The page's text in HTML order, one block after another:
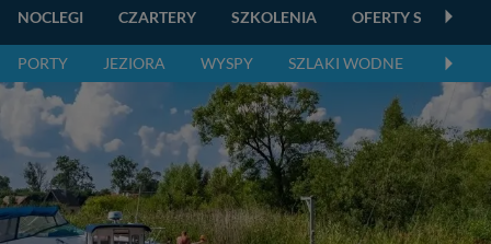
NOCLEGI CZARTERY SZKOLENIA OFERTY
PORTY JEZIORA WYSPY SZLAKI WODNE